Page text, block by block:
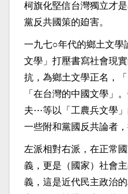
柯旗化堅信台灣獨立才
黨反共國策的廹害。
一九七○年代的鄉土文學
文學」打壓書寫社會現
抗，為鄉土文學正名，
「在台灣的中國文學」
夫⋯等以「工農兵文學
一些附和黨國反共論者
左派相對右派，在正常
義，更是（國家）社會
義，這是近代民主政治